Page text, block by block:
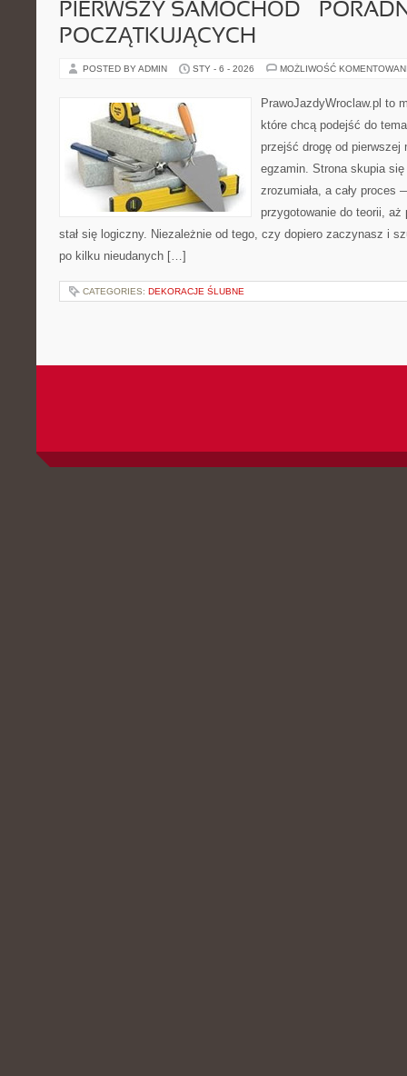
PIERWSZY SAMOCHÓD –
POCZĄTKUJĄCYCH
POSTED BY ADMIN STY - 6 - 2026 MOŻLIWOŚĆ
PrawoJazdyWroclaw.pl to
które chcą podejść do
przejść drogę od
egzamin. Strona skupia
zrozumiała, a cały
przygotowanie do teorii,
stał się logiczny. Niezależnie od tego, czy dopiero zaczynasz i
po kilku nieudanych […]
CATEGORIES: DEKORACJE ŚLUBNE